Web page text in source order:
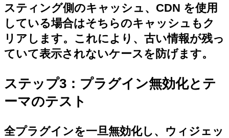
スティング側のキャッシュ、CDN を使用
している場合はそちらのキャッシュもク
リアします。これにより、古い情報が残っ
ていて表示されないケースを防げます。
ステップ3：プラグイン無効化とテ
ーマのテスト
全プラグインを一旦無効化し、ウィジェッ